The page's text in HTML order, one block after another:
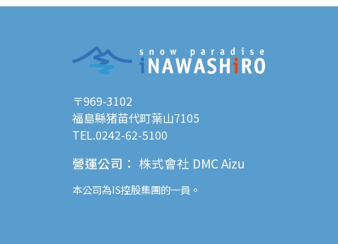
〒969-3102
福島縣猪苗代町葉山7105
TEL.0242-62-5100
營運公司 ： 株式會社 DMC Aizu
本公司為IS控股集團的一員。